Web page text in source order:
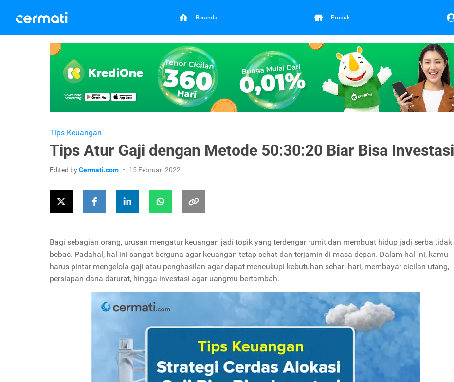
Beranda Produk
Tips Keuangan
Tips Atur Gaji dengan Metode 50:30:20 Biar Bisa Investasi
Edited byCermati.com 15 Februari 2022
Bagi sebagian orang, urusan mengatur keuangan jadi topik yang terdengar rumit dan membuat hidup jadi serba tidak
bebas. Padahal, hal ini sangat berguna agar keuangan tetap sehat dan terjamin di masa depan. Dalam hal ini, kamu
harus pintar mengelola gaji atau penghasilan agar dapat mencukupi kebutuhan sehari-hari, membayar cicilan utang,
persiapan dana darurat, hingga investasi agar uangmu bertambah.